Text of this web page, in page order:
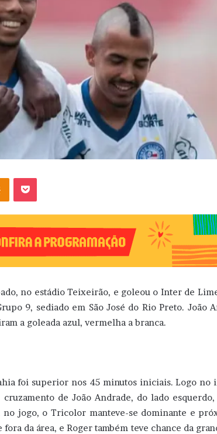
OK
no estádio Teixeirão, e goleou o Inter de
9, sediado em São José do Rio Preto. João
a goleada azul, vermelha a branca.
foi superior nos 45 minutos iniciais. Logo no
de João Andrade, do lado
jogo, o Tricolor manteve-se dominante e
da área, e Roger também teve chance da